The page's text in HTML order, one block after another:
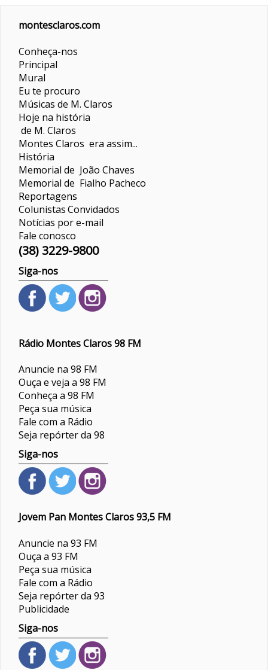
montesclaros.com
Conheça-nos
Principal
Mural
Eu te procuro
Músicas de M. Claros
Hoje na história
de M. Claros
Montes Claros era assim...
História
Memorial de João Chaves
Memorial de Fialho Pacheco
Reportagens
ColunistasConvidados
Notícias por e-mail
Fale conosco
(38) 3229-9800
Siga-nos
Rádio Montes Claros 98 FM
Anuncie na 98 FM
Ouça e veja a 98 FM
Conheça a 98 FM
Peça sua música
Fale com a Rádio
Seja repórter da 98
Siga-nos
Jovem Pan Montes Claros 93,5 FM
Anuncie na 93 FM
Ouça a 93 FM
Peça sua música
Fale com a Rádio
Seja repórter da 93
Publicidade
Siga-nos